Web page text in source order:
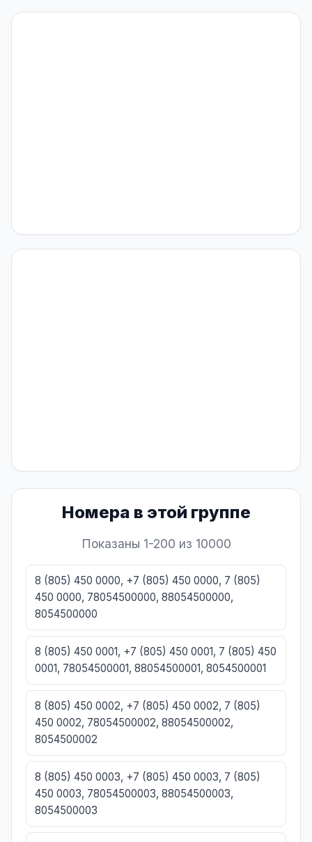
Номера в этой группе
Показаны 1-200 из 10000
8 (805) 450 0000, +7 (805) 450 0000, 7 (805)
450 0000, 78054500000, 88054500000,
8054500000
8 (805) 450 0001, +7 (805) 450 0001, 7 (805) 450
0001, 78054500001, 88054500001, 8054500001
8 (805) 450 0002, +7 (805) 450 0002, 7 (805)
450 0002, 78054500002, 88054500002,
8054500002
8 (805) 450 0003, +7 (805) 450 0003, 7 (805)
450 0003, 78054500003, 88054500003,
8054500003